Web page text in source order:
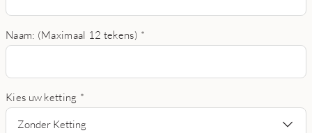
Naam: (Maximaal 12 tekens) *
Kies uw ketting *
Zonder Ketting